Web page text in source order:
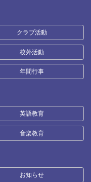
クラブ活動
校外活動
年間行事
英語教育
音楽教育
お知らせ